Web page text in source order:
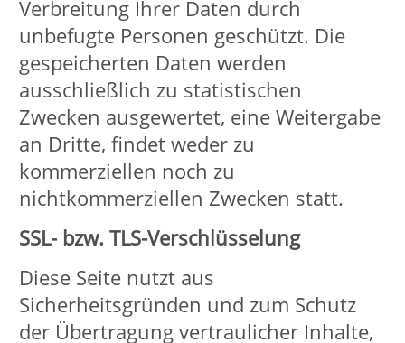
Adresse oder Ihre Postanschrift.
Informationen, die nicht mit Ihrer
Identität in Verbindung gebracht
werden können (wie zum Beispiel
Anzahl der Nutzer des Online-
Angebotes), zählen dagegen nicht als
personenbezogenen Informationen.
Personenbezogene Daten werden nur
dann erhoben und gespeichert, wenn
Sie uns ausdrücklich und wissentlich
Zwecke, Dienste und Funktionen zur
bei Anfragen via E-Mail oder der
Nutzung unseres Kontaktformulars
folgende Daten: